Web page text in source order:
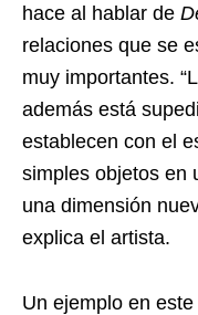
hace al hablar de
relaciones que se
muy importantes.
además está
establecen con el
simples objetos en
una dimensión
explica el artista.
Un ejemplo en